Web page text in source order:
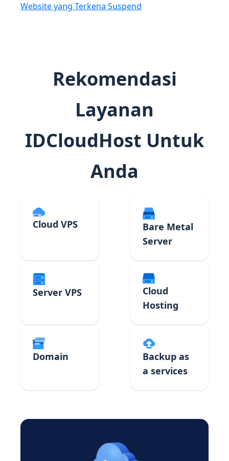
Website yang Terkena Suspend
Rekomendasi
Layanan
IDCloudHost Untuk
Anda
Cloud VPS
Bare Metal
Server
Server VPS
Cloud
Hosting
Domain
Backup as
a services